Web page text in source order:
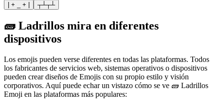
| + _ + | ┬┴┬┴
🧱 Ladrillos mira en diferentes
dispositivos
Los emojis pueden verse diferentes en todas las plataformas. Todos
los fabricantes de servicios web, sistemas operativos o dispositivos
pueden crear diseños de Emojis con su propio estilo y visión
corporativos. Aquí puede echar un vistazo cómo se ve 🧱 Ladrillos
Emoji en las plataformas más populares: